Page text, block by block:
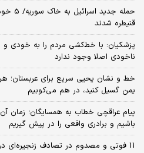
حمله
قنیطره شدند
پزشکیان: با خط‌کشی مردم را به خودی و
ناخودی اصلا وجود ندارد
خط و نشان یحیی سریع برای عربستان؛
یمن گسیل کنید، در هم می‌کوبیم
پیام عراقچی خطاب به همسایگان؛ زمان
باشیم و برادری واقعی را در پیش گیریم
11 فوتی و مصدوم در تصادف زنجیره‌ای در جاده سلماس - ارومیه + جزئیات